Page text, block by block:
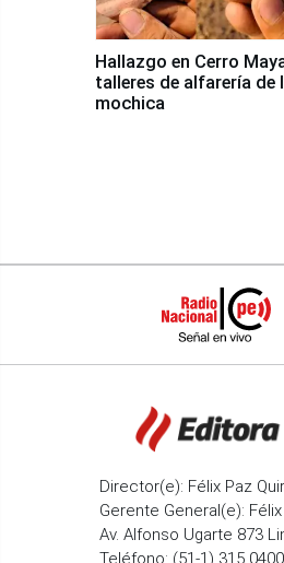
Hallazgo en Cerro
talleres de alfarería de
mochica
Director(e): Félix Paz
Gerente General(e):
Av. Alfonso Ugarte 873
Teléfono: (51-1) 315